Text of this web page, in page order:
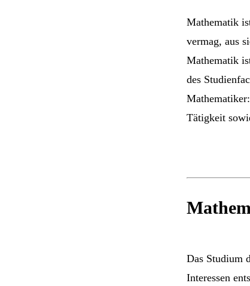
Mathematik
vermag, aus
Mathematik
des
Tätigkeit
Das Studium
Interessen